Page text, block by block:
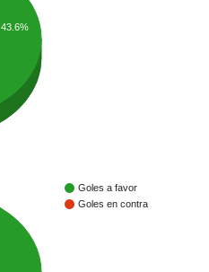
43.6%
Goles a favor
Goles en contra